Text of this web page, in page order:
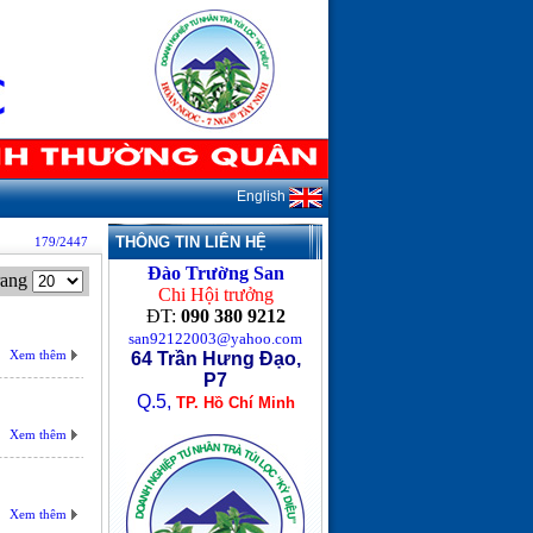
English
179/2447
Xem thêm
Xem thêm
Xem thêm
THÔNG TIN LIÊN HỆ
Đào Trường San
Chi Hội trưởng
ĐT: 090 380 9212
san92122003@yahoo.com
64 Trần Hưng Đạo,
P7
Q.5, TP. Hồ Chí Minh